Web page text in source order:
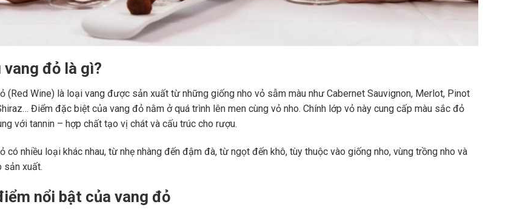
vang đỏ là gì?
(Red Wine) là loại vang được sản xuất từ những giống nho vỏ sẫm màu như Cabernet Sauvignon, Merlot, Pinot
Điểm đặc biệt của vang đỏ nằm ở quá trình lên men cùng vỏ nho. Chính lớp vỏ này cung cấp màu sắc đỏ
với tannin – hợp chất tạo vị chát và cấu trúc cho rượu.
có nhiều loại khác nhau, từ nhẹ nhàng đến đậm đà, từ ngọt đến khô, tùy thuộc vào giống nho, vùng trồng nho và
sản xuất.
nổi bật của vang đỏ